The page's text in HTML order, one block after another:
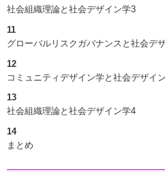
社会組織理論と社会デザイン学3
11
グローバルリスクガバナンスと社会デ
12
コミュニティデザイン学と社会デザイ
13
社会組織理論と社会デザイン学4
14
まとめ